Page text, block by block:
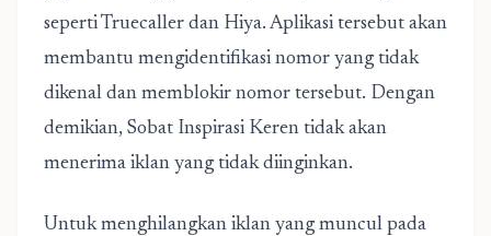
seperti Truecaller dan Hiya. Aplikasi tersebut akan
membantu mengidentifikasi nomor yang tidak
dikenal dan memblokir nomor tersebut. Dengan
demikian, Sobat Inspirasi Keren tidak akan
menerima iklan yang tidak diinginkan.
Untuk menghilangkan iklan yang muncul pada